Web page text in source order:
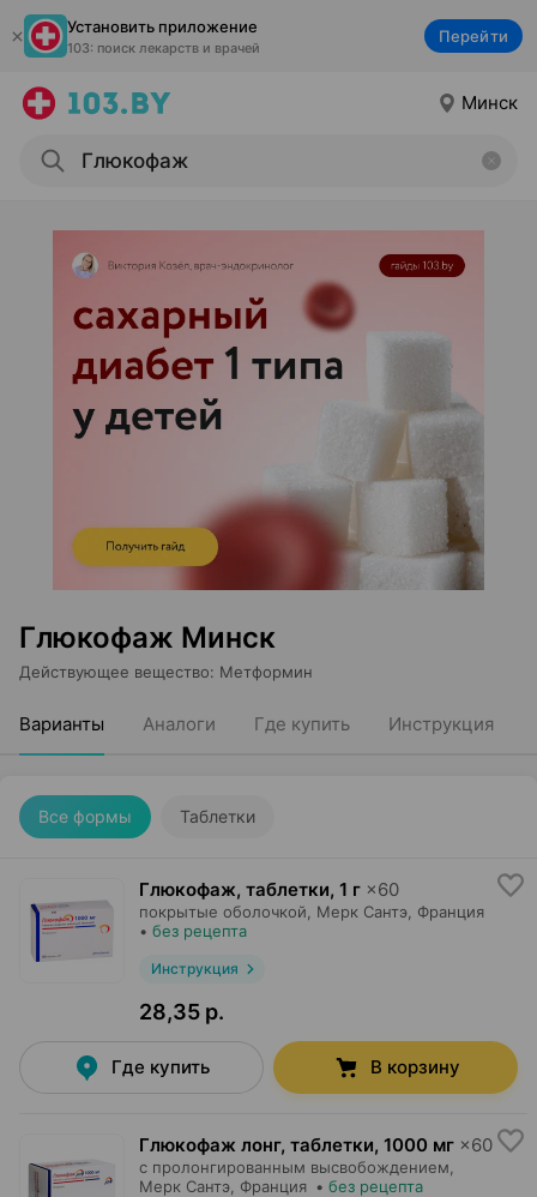
Установить приложение
103: поиск лекарств и врачей
Перейти
Минск
Глюкофаж Минск
Действующее вещество: Метформин
Варианты Аналоги Где купить Инструкция
Все формы Таблетки
Глюкофаж, таблетки, 1 г ×60
покрытые оболочкой, Мерк Сантэ , Франция
• без рецепта
Инструкция
28,35 р.
Где купить В корзину
Глюкофаж лонг, таблетки, 1000 мг ×60
с пролонгированным высвобождением,
Мерк Сантэ , Франция • без рецепта